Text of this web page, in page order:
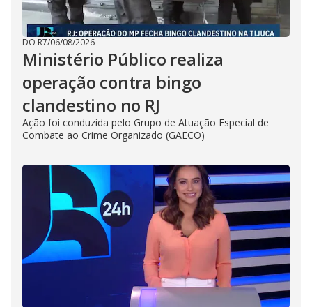
DO R7/06/08/2026
Ministério Público realiza
operação contra bingo
clandestino no RJ
Ação foi conduzida pelo Grupo de Atuação Especial de
Combate ao Crime Organizado (GAECO)